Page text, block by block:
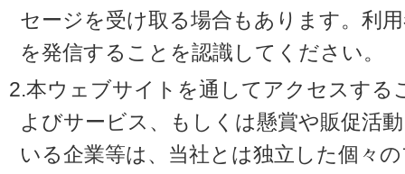
セージを受け取る場合もあります。利
を発信することを認識してください。
2.本ウェブサイトを通してアクセスする
よびサービス、もしくは懸賞や販促活
いる企業等は、当社とは独立した個々